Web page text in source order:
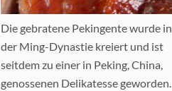
Die gebratene Pekingente wurde in
der Ming-Dynastie kreiert und ist
seitdem zu einer in Peking, China,
genossenen Delikatesse geworden.